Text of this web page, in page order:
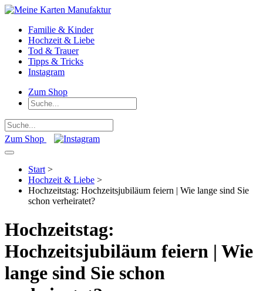
Familie & Kinder
Hochzeit & Liebe
Tod & Trauer
Tipps & Tricks
Instagram
Zum Shop
Zum Shop
Start >
Hochzeit & Liebe >
Hochzeitstag: Hochzeitsjubiläum feiern | Wie lange sind Sie
schon verheiratet?
Hochzeitstag:
Hochzeitsjubiläum feiern | Wie
lange sind Sie schon